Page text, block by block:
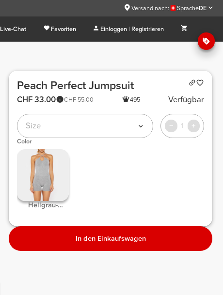
Versand nach: SpracheDE
Live-Chat Favoriten Einloggen | Registrieren
Peach Perfect Jumpsuit
CHF 55.00
CHF 33.00 495 Verfügbar
Size 1
Color
Hellgrau-
In den Einkaufswagen